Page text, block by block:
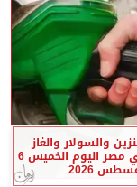
والسولار والغاز
الطبيعي في مصر اليوم الخميس 6
2026